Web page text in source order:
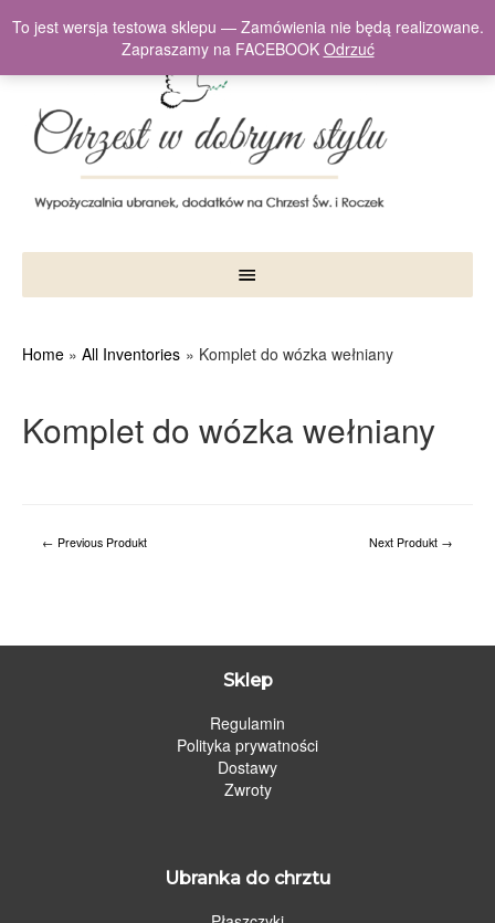
Home All Inventories Komplet do wózka wełniany
Komplet do wózka wełniany
← Previous Produkt Next Produkt →
Sklep
Regulamin
Polityka prywatności
Dostawy
Zwroty
Ubranka do chrztu
To jest wersja testowa sklepu — Zamówienia nie będą realizowane.
Zapraszamy na FACEBOOK Odrzuć